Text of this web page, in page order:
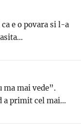
e o povara si l-a
ma mai vede”.
a primit cel mai...